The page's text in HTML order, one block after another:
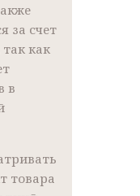
за счет
как
в
товара